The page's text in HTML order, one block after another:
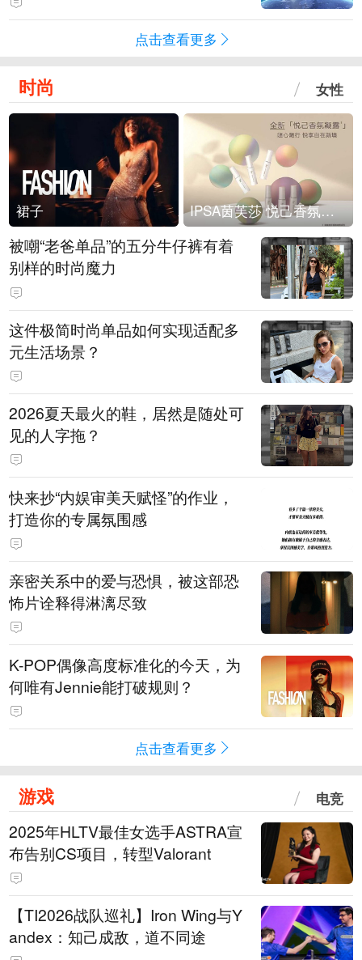
点击查看更多
时尚 女性
裙子 IPSA茵芙莎 悦己香氛凝露上市
被嘲“老爸单品”的五分牛仔裤有着
别样的时尚魔力
这件极简时尚单品如何实现适配多
元生活场景？
2026夏天最火的鞋，居然是随处可
见的人字拖？
快来抄“内娱审美天赋怪”的作业，
打造你的专属氛围感
亲密关系中的爱与恐惧，被这部恐
怖片诠释得淋漓尽致
K-POP偶像高度标准化的今天，为
何唯有Jennie能打破规则？
点击查看更多
游戏 电竞
2025年HLTV最佳女选手ASTRA宣
布告别CS项目，转型Valorant
【TI2026战队巡礼】Iron Wing与Y
andex：知己成敌，道不同途